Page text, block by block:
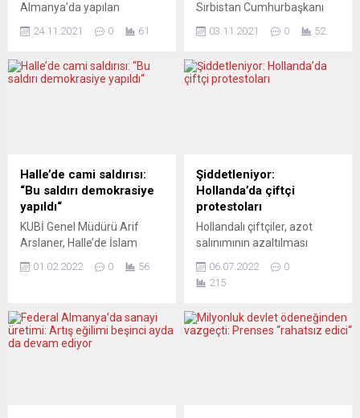
Almanya’da yapılan
mevcut ekonomik
edebilmesi için yılda 400 bin
göçmene ihtiyacı var. Ancak
Enstitüsü’nün yaptığı
araştırmaya göre, Almanya
ekonomik faaliyette
bulunan işgücünü sabit
tutabilmek için yılda 400 bin
göçmene ihtiyaç duyuyor.
Ülkedeki demografik
24.11.2021 0 61
Sırbistan Cumhurbaşkanı
enerjiye geçişle ilgili halen
bilinmeyen birçok soru
olduğunu belirterek,
(COP26) sırasında AA
muhabirine yaptığı
açıklamada, iklim
değişikliğiyle mücadele
konusunda taahhütlerde
bulunmanın önemli
olduğunu, dünya liderlerini
acil eyleme geçmeye
03.11.2021 0 52
Halle’de cami saldırısı:
“Bu saldırı demokrasiye
yapıldı“
KUBİ Genel Müdürü Arif
Arslaner, Halle’de İslam
kurşunların, toplumun
ve Eğitim kuruluşu –
Gesellschaft für Kultur und
01.02.2022 0 56
Şiddetleniyor:
Hollanda’da çiftçi
protestoları
Hollandalı çiftçiler, azot
salınımının azaltılması
protestoları yaygınlaştırdı.
Pazartesi günü, ülkenin
süpermarket dağıtım
merkezlerine giden yollar
06.07.2022
0
215